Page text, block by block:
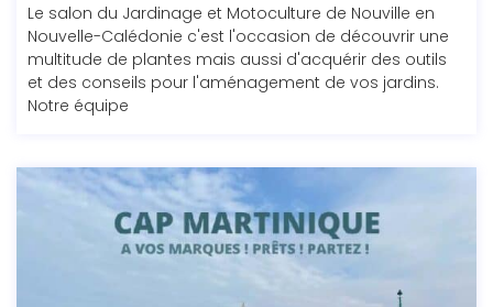
Le salon du Jardinage et Motoculture de Nouville en
Nouvelle-Calédonie c'est l'occasion de découvrir une
multitude de plantes mais aussi d'acquérir des outils
et des conseils pour l'aménagement de vos jardins.
Notre équipe